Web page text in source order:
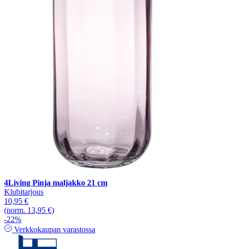
4Living Pinja maljakko 21 cm
Klubitarjous
10,95 €
(norm. 13,95 €)
-22%
Verkkokaupan varastossa